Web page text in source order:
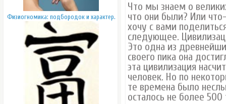
Физиогномика: подбородок и характер.
Что мы знаем о
что они были? Или
хочу с вами
следующее.
Это одна из
своего пика она
эта цивилизация
человек. Но по
те времена было
осталось не более 500